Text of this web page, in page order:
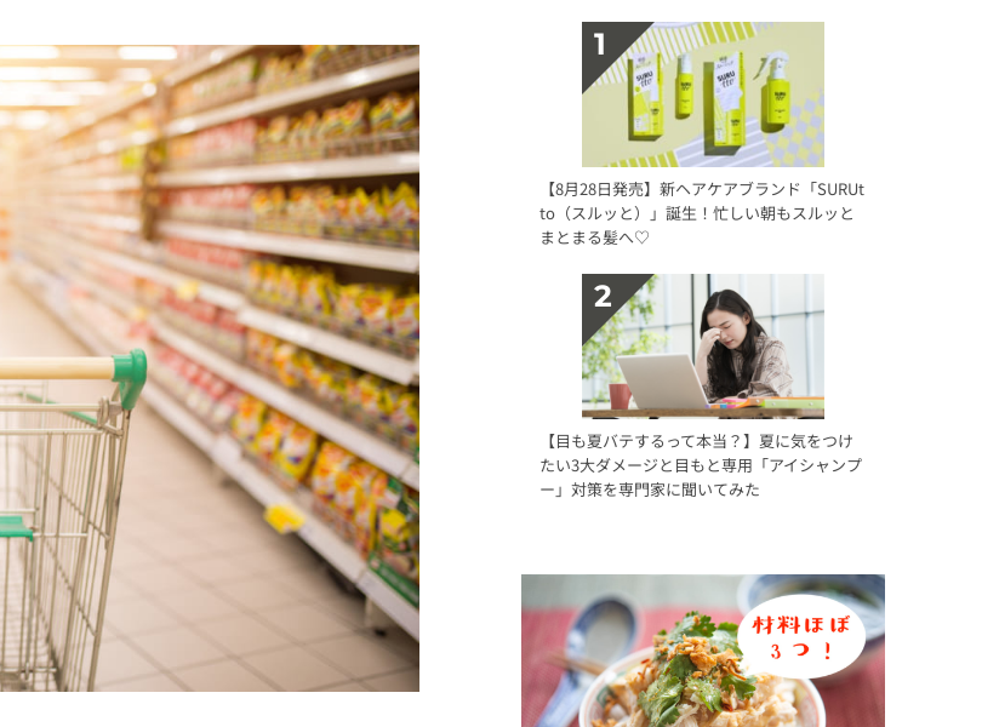
【8月28日発売】新ヘアケアブランド「SURUt
to（スルッと）」誕生！忙しい朝もスルッと
まとまる髪へ♡
【目も夏バテするって本当？】夏に気をつけ
たい3大ダメージと目もと専用「アイシャンプ
ー」対策を専門家に聞いてみた